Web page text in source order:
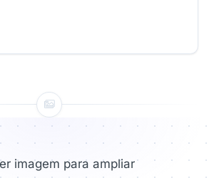
imagem para ampliar